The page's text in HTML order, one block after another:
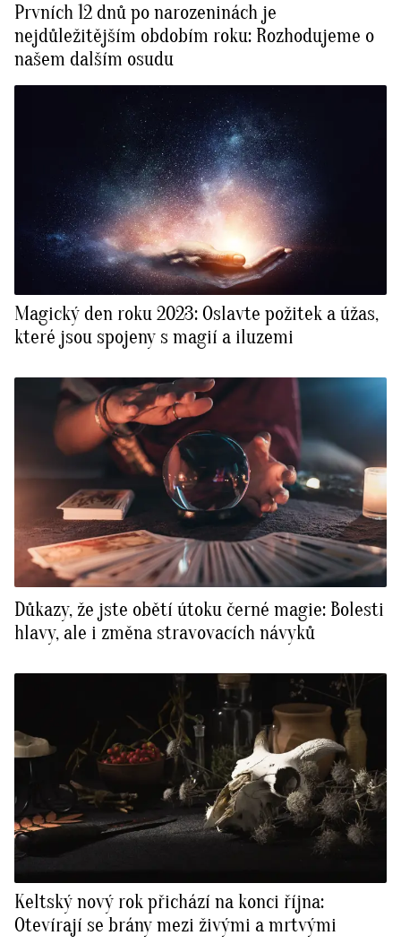
Prvních 12 dnů po narozeninách je
nejdůležitějším obdobím roku: Rozhodujeme o
našem dalším osudu
Magický den roku 2023: Oslavte požitek a úžas,
které jsou spojeny s magií a iluzemi
Důkazy, že jste obětí útoku černé magie: Bolesti
hlavy, ale i změna stravovacích návyků
Keltský nový rok přichází na konci října:
Otevírají se brány mezi živými a mrtvými